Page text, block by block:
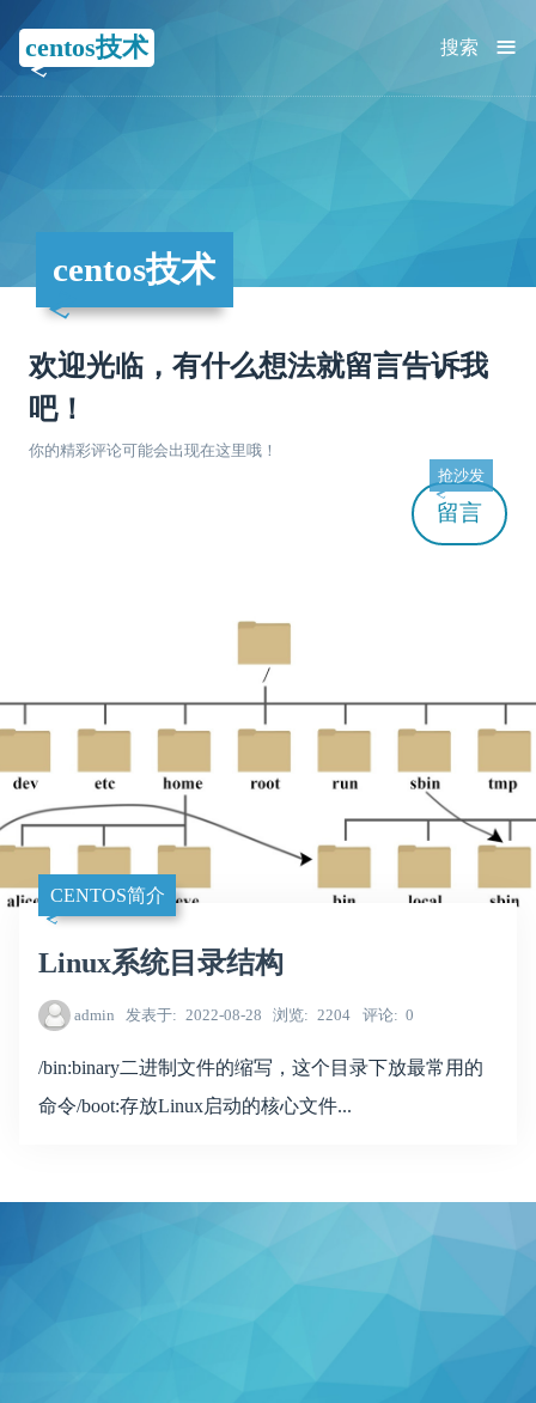
centos技术 ≡
搜索
centos技术
欢迎光临，有什么想法就留言告诉我
吧！
你的精彩评论可能会出现在这里哦！
留言
抢沙发
CENTOS简介
Linux系统目录结构
admin 发表于 2022-08-28 浏览 2204 评论 0
/bin:binary二进制文件的缩写，这个目录下放最常用的
命令/boot:存放Linux启动的核心文件...